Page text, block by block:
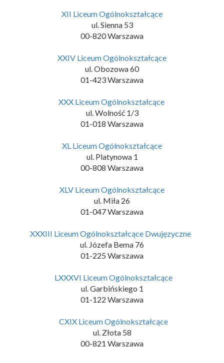
XII Liceum Ogólnokształcące
ul. Sienna 53
00-820 Warszawa
XXIV Liceum Ogólnokształcące
ul. Obozowa 60
01-423 Warszawa
XXX Liceum Ogólnokształcące
ul. Wolność 1/3
01-018 Warszawa
XL Liceum Ogólnokształcące
ul. Platynowa 1
00-808 Warszawa
XLV Liceum Ogólnokształcące
ul. Miła 26
01-047 Warszawa
XXXIII Liceum Ogólnokształcące Dwujęzyczne
ul. Józefa Bema 76
01-225 Warszawa
LXXXVI Liceum Ogólnokształcące
ul. Garbińskiego 1
01-122 Warszawa
CXIX Liceum Ogólnokształcące
ul. Złota 58
00-821 Warszawa